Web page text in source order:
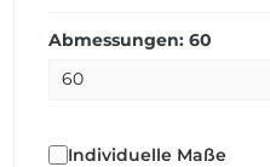
Abmessungen: 60
Individuelle Maße